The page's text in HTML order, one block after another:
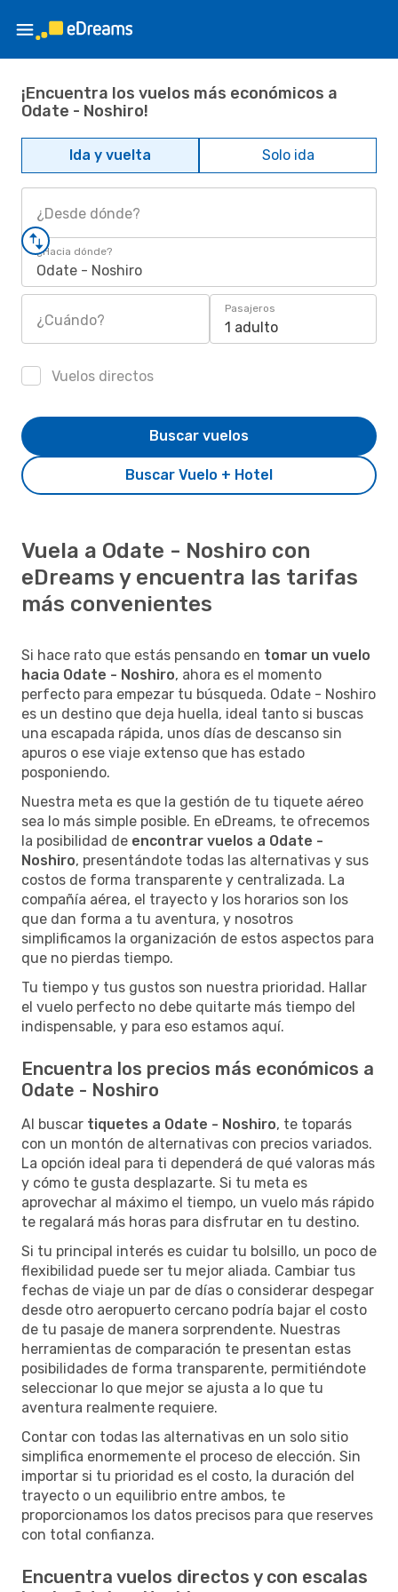
¡Encuentra los vuelos más económicos a
Odate - Noshiro!
Ida y vuelta Solo ida
¿Desde dónde?
¿Hacia dónde?
Odate - Noshiro
¿Cuándo?
Pasajeros
1 adulto
Vuelos directos
Buscar Vuelo + Hotel
Buscar vuelos
Vuela a Odate - Noshiro con
eDreams y encuentra las tarifas
más convenientes
Si hace rato que estás pensando en tomar un vuelo
hacia Odate - Noshiro, ahora es el momento
perfecto para empezar tu búsqueda. Odate - Noshiro
es un destino que deja huella, ideal tanto si buscas
una escapada rápida, unos días de descanso sin
apuros o ese viaje extenso que has estado
posponiendo.
Nuestra meta es que la gestión de tu tiquete aéreo
sea lo más simple posible. En eDreams, te ofrecemos
la posibilidad de encontrar vuelos a Odate -
Noshiro, presentándote todas las alternativas y sus
costos de forma transparente y centralizada. La
compañía aérea, el trayecto y los horarios son los
que dan forma a tu aventura, y nosotros
simplificamos la organización de estos aspectos para
que no pierdas tiempo.
Tu tiempo y tus gustos son nuestra prioridad. Hallar
el vuelo perfecto no debe quitarte más tiempo del
indispensable, y para eso estamos aquí.
Encuentra los precios más económicos a
Odate - Noshiro
Al buscar tiquetes a Odate - Noshiro, te toparás
con un montón de alternativas con precios variados.
La opción ideal para ti dependerá de qué valoras más
y cómo te gusta desplazarte. Si tu meta es
aprovechar al máximo el tiempo, un vuelo más rápido
te regalará más horas para disfrutar en tu destino.
Si tu principal interés es cuidar tu bolsillo, un poco de
flexibilidad puede ser tu mejor aliada. Cambiar tus
fechas de viaje un par de días o considerar despegar
desde otro aeropuerto cercano podría bajar el costo
de tu pasaje de manera sorprendente. Nuestras
herramientas de comparación te presentan estas
posibilidades de forma transparente, permitiéndote
seleccionar lo que mejor se ajusta a lo que tu
aventura realmente requiere.
Contar con todas las alternativas en un solo sitio
simplifica enormemente el proceso de elección. Sin
importar si tu prioridad es el costo, la duración del
trayecto o un equilibrio entre ambos, te
proporcionamos los datos precisos para que reserves
con total confianza.
Encuentra vuelos directos y con escalas